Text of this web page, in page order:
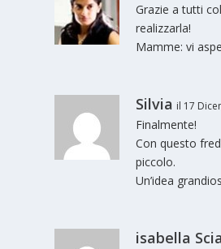
Grazie a tutti
realizzarla!
Mamme: vi
Silvia il 17
Finalmente!
Con questo
piccolo.
Un’idea
isabella